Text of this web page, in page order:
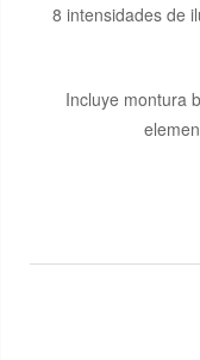
8 intensidades de
Incluye montura